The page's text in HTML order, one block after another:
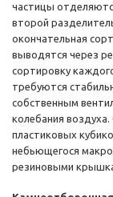
частицы
второй
окончательная
выводятся через
сортировку
требуются
собственным
колебания
пластиковых
небьющегося
резиновыми